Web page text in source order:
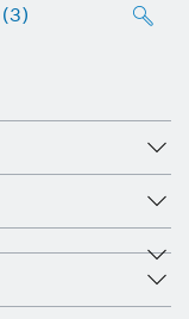
(3)